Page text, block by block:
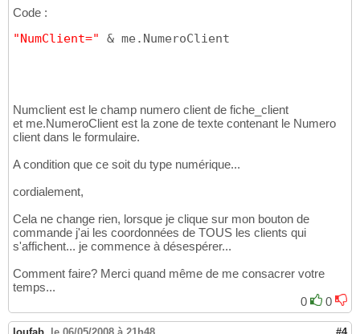
Code :
"NumClient=" & me.NumeroClient
Numclient est le champ numero client de fiche_client
et me.NumeroClient est la zone de texte contenant le Numero
client dans le formulaire.
A condition que ce soit du type numérique...
cordialement,
Cela ne change rien, lorsque je clique sur mon bouton de
commande j'ai les coordonnées de TOUS les clients qui
s'affichent... je commence à désespérer...
Comment faire? Merci quand même de me consacrer votre
temps...
0
0